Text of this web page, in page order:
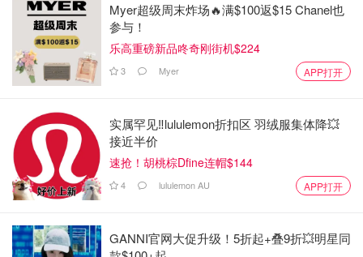
Myer超级周末炸场🔥满$100返$15 Chanel也
参与！
乐高重磅新品咚奇刚街机$224
3 Myer APP打开
实属罕见‼️lululemon折扣区 羽绒服集体降💥
接近半价
速抢！胡桃棕Dfine连帽$144
4 lululemon AU APP打开
GANNI官网大促升级！5折起+叠9折💥明星同